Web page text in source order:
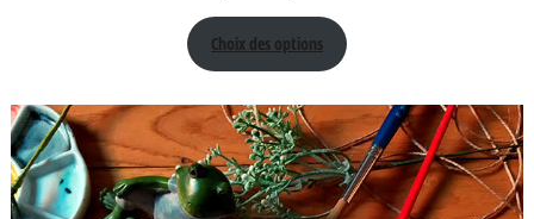
de
prix :
4,50 €
à
5,00 €
Choix des options